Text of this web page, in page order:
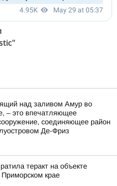
над заливом Амур во
– это впечатляющее
соединяющее район
Де-Фриз
теракт на объекте
Приморском крае